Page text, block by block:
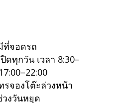
ที่จอดรถ
ดทุกวัน เวลา 8:30–
รจองโต๊ะล่วงหน้า
งวันหยุด